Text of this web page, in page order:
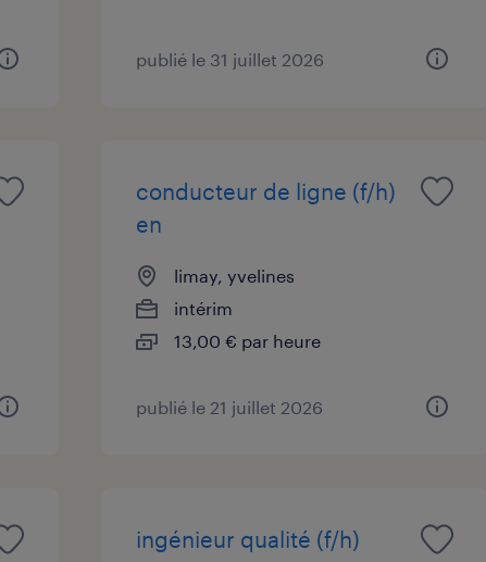
publié le 31 juillet 2026
conducteur de ligne (f/h)
en
limay, yvelines
intérim
13,00 € par heure
publié le 21 juillet 2026
ingénieur qualité (f/h)